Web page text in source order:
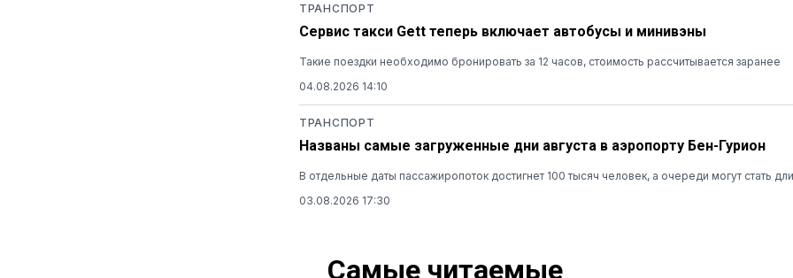
ТРАНСПОРТ
Сервис такси Gett теперь включает автобусы и минивэны
Такие поездки необходимо бронировать за 12 часов, стоимость рассчитывается заранее
04.08.2026 14:10
ТРАНСПОРТ
Названы самые загруженные дни августа в аэропорту Бен-Гурион
В отдельные даты пассажиропоток достигнет 100 тысяч человек, а очереди могут стать
03.08.2026 17:30
Самые читаемые